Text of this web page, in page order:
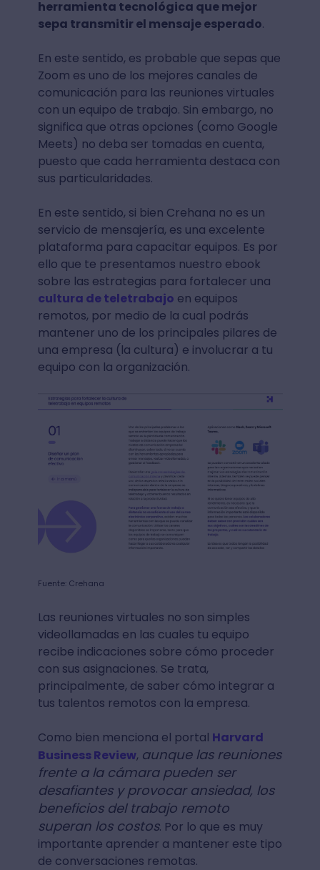
herramienta tecnológica que mejor
sepa transmitir el mensaje esperado.
En este sentido, es probable que sepas que
Zoom es uno de los mejores canales de
comunicación para las reuniones virtuales
con un equipo de trabajo. Sin embargo, no
significa que otras opciones (como Google
Meets) no deba ser tomadas en cuenta,
puesto que cada herramienta destaca con
sus particularidades.
En este sentido, si bien Crehana no es un
servicio de mensajería, es una excelente
plataforma para capacitar equipos. Es por
ello que te presentamos nuestro ebook
sobre las estrategias para fortalecer una
cultura de teletrabajo en equipos
remotos, por medio de la cual podrás
mantener uno de los principales pilares de
una empresa (la cultura) e involucrar a tu
equipo con la organización.
Fuente: Crehana
Las reuniones virtuales no son simples
videollamadas en las cuales tu equipo
recibe indicaciones sobre cómo proceder
con sus asignaciones. Se trata,
principalmente, de saber cómo integrar a
tus talentos remotos con la empresa.
Como bien menciona el portal Harvard
Business Review, aunque las reuniones
frente a la cámara pueden ser
desafiantes y provocar ansiedad, los
beneficios del trabajo remoto
superan los costos. Por lo que es muy
importante aprender a mantener este tipo
de conversaciones remotas.